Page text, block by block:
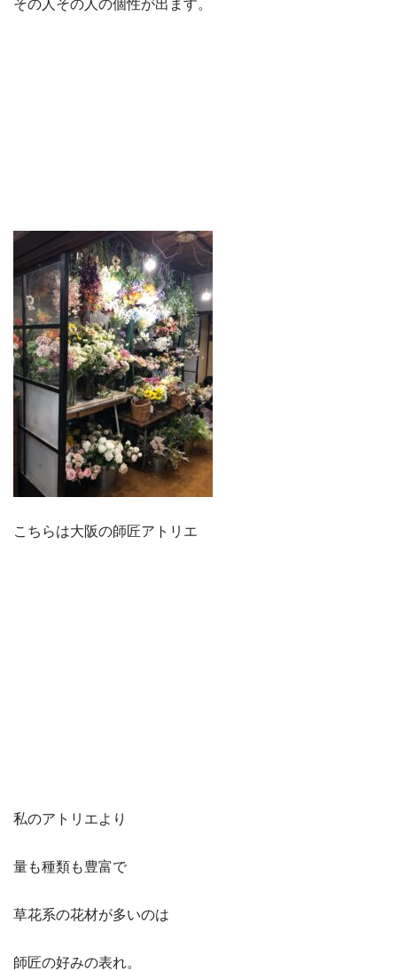
その人その人の個性が出ます。
こちらは大阪の師匠アトリエ
私のアトリエより
量も種類も豊富で
草花系の花材が多いのは
師匠の好みの表れ。